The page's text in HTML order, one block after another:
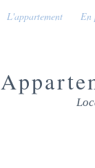
L'appartement En